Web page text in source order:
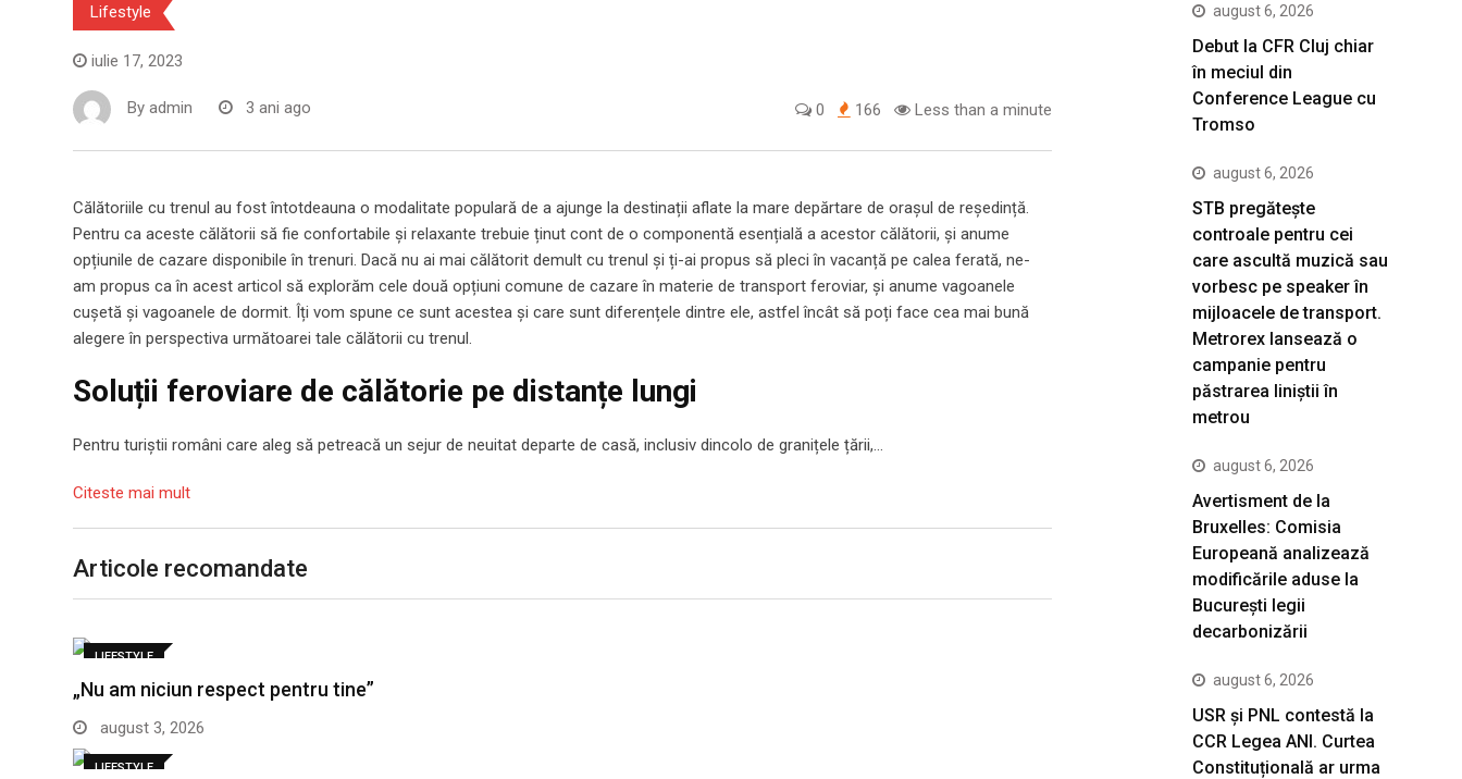
Lifestyle
iulie 17, 2023
By admin 3 ani ago 0 166 Less than a minute
Călătoriile cu trenul au fost întotdeauna o modalitate populară de a ajunge la destinații aflate la mare depărtare de orașul de reședință.
Pentru ca aceste călătorii să fie confortabile și relaxante trebuie ținut cont de o componentă esențială a acestor călătorii, și anume
opțiunile de cazare disponibile în trenuri. Dacă nu ai mai călătorit demult cu trenul și ți-ai propus să pleci în vacanță pe calea ferată, ne-
am propus ca în acest articol să explorăm cele două opțiuni comune de cazare în materie de transport feroviar, și anume vagoanele
cușetă și vagoanele de dormit. Îți vom spune ce sunt acestea și care sunt diferențele dintre ele, astfel încât să poți face cea mai bună
alegere în perspectiva următoarei tale călătorii cu trenul.
Soluții feroviare de călătorie pe distanțe lungi
Pentru turiștii români care aleg să petreacă un sejur de neuitat departe de casă, inclusiv dincolo de granițele țării,…
Citeste mai mult
Articole recomandate
LIFESTYLE
„Nu am niciun respect pentru tine”
august 3, 2026
LIFESTYLE
august 6, 2026
Debut la CFR Cluj chiar
în meciul din
Conference League cu
Tromso
august 6, 2026
STB pregătește
controale pentru cei
care ascultă muzică sau
vorbesc pe speaker în
mijloacele de transport.
Metrorex lansează o
campanie pentru
păstrarea liniștii în
metrou
august 6, 2026
Avertisment de la
Bruxelles: Comisia
Europeană analizează
modificările aduse la
București legii
decarbonizării
august 6, 2026
USR și PNL contestă la
CCR Legea ANI. Curtea
Constituțională ar urma